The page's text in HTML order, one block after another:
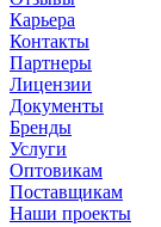
Карьера
Контакты
Партнеры
Лицензии
Документы
Бренды
Услуги
Оптовикам
Поставщикам
Наши проекты